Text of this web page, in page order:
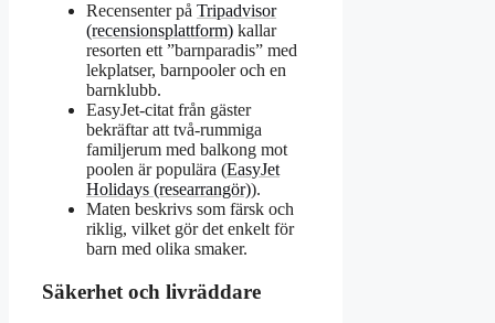
Recensenter på Tripadvisor
(recensionsplattform) kallar
resorten ett ”barnparadis” med
lekplatser, barnpooler och en
barnklubb.
EasyJet-citat från gäster
bekräftar att två-rummiga
familjerum med balkong mot
poolen är populära (EasyJet
Holidays (researrangör)).
Maten beskrivs som färsk och
riklig, vilket gör det enkelt för
barn med olika smaker.
Säkerhet och livräddare